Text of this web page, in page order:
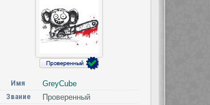
Имя
GreyCube
Звание
Проверенный